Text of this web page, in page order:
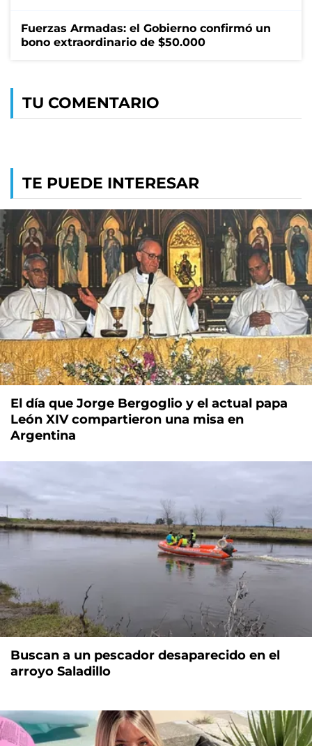
Fuerzas Armadas: el Gobierno confirmó un
bono extraordinario de $50.000
TU COMENTARIO
TE PUEDE INTERESAR
El día que Jorge Bergoglio y el actual papa
León XIV compartieron una misa en
Argentina
Buscan a un pescador desaparecido en el
arroyo Saladillo